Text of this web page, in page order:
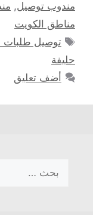
مندوب توصيل,
مناطق الكويت
الوسوم
توصيل طلبات
حليفة
أضف تعليق
عن: